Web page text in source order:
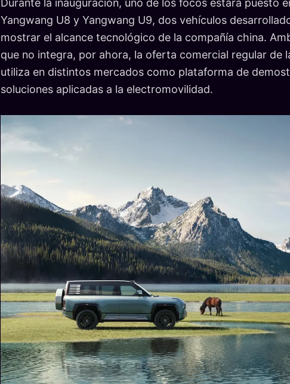
Yangwang U8 y Yangwang U9, dos vehículos
mostrar el alcance tecnológico de la compañía china.
que no integra, por ahora, la oferta comercial regular de
utiliza en distintos mercados como plataforma de
soluciones aplicadas a la electromovilidad.